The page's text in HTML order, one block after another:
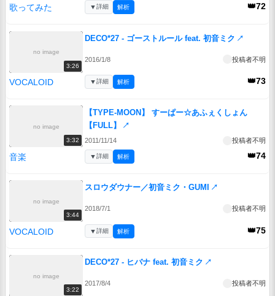
歌ってみた 👑72
▼詳細 解析
no image
3:26
DECO*27 - ゴーストルール feat. 初音ミク ↗
2016/1/8 投稿者不明
VOCALOID 👑73
▼詳細 解析
no image
3:32
【TYPE-MOON】 すーぱー☆あふぇくしょん
【FULL】
↗
2011/11/14 投稿者不明
音楽 👑74
▼詳細 解析
no image
3:44
スロウダウナー／初音ミク・GUMI ↗
2018/7/1 投稿者不明
VOCALOID 👑75
▼詳細 解析
no image
3:22
DECO*27 - ヒバナ feat. 初音ミク ↗
2017/8/4 投稿者不明